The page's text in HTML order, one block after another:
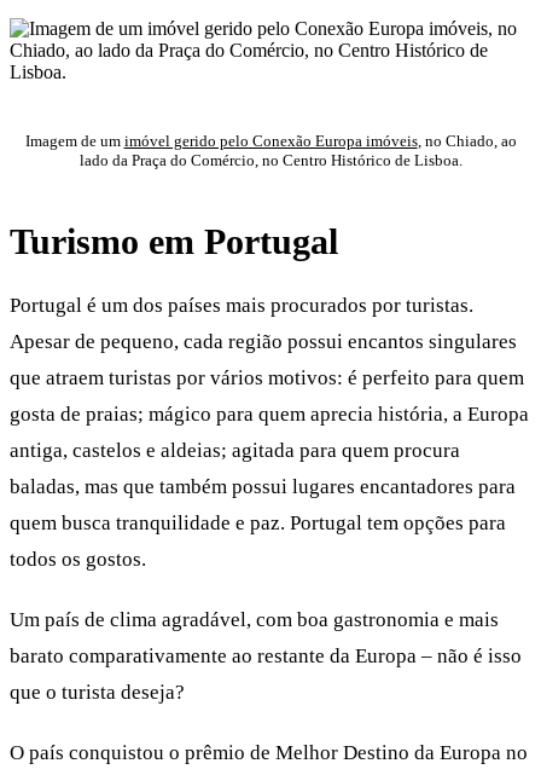
Imagem de um imóvel gerido pelo Conexão Europa imóveis, no Chiado, ao
lado da Praça do Comércio, no Centro Histórico de Lisboa.
Turismo em Portugal
Portugal é um dos países mais procurados por turistas.
Apesar de pequeno, cada região possui encantos singulares
que atraem turistas por vários motivos: é perfeito para quem
gosta de praias; mágico para quem aprecia história, a Europa
antiga, castelos e aldeias; agitada para quem procura
baladas, mas que também possui lugares encantadores para
quem busca tranquilidade e paz. Portugal tem opções para
todos os gostos.
Um país de clima agradável, com boa gastronomia e mais
barato comparativamente ao restante da Europa – não é isso
que o turista deseja?
O país conquistou o prêmio de Melhor Destino da Europa no